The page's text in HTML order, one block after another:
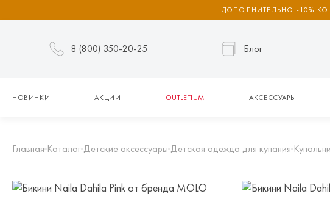
ДОПОЛНИТЕЛЬНО -10%
8 (800) 350-20-25 Блог
НОВИНКИ АКЦИИ OUTLETIUM АКСЕССУАРЫ
Главная Каталог Детские аксессуары Детская одежда для купания